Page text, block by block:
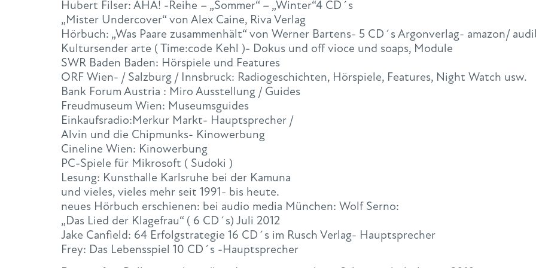
Hubert Filser: AHA! -Reihe – „Sommer“ – „Winter“4 CD´s
„Mister Undercover“ von Alex Caine, Riva Verlag
Hörbuch: „Was Paare zusammenhält“ von Werner Bartens- 5 CD´s Argonverlag- amazon/
Kultursender arte ( Time:code Kehl )- Dokus und off vioce und soaps, Module
SWR Baden Baden: Hörspiele und Features
ORF Wien- / Salzburg / Innsbruck: Radiogeschichten, Hörspiele, Features, Night Watch usw.
Bank Forum Austria : Miro Ausstellung / Guides
Freudmuseum Wien: Museumsguides
Einkaufsradio:Merkur Markt- Hauptsprecher /
Alvin und die Chipmunks- Kinowerbung
Cineline Wien: Kinowerbung
PC-Spiele für Mikrosoft ( Sudoki )
Lesung: Kunsthalle Karlsruhe bei der Kamuna
und vieles, vieles mehr seit 1991- bis heute.
neues Hörbuch erschienen: bei audio media München: Wolf Serno:
„Das Lied der Klagefrau“ ( 6 CD´s) Juli 2012
Jake Canfield: 64 Erfolgstrategie 16 CD´s im Rusch Verlag- Hauptsprecher
Frey: Das Lebensspiel 10 CD´s -Hauptsprecher